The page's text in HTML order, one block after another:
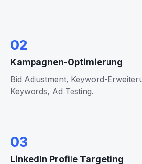
02
Kampagnen-Optimierung
Bid Adjustment, Keyword-
Keywords, Ad Testing.
03
LinkedIn Profile Targeting